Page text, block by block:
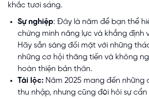
khắc tươi sáng.
Sự nghiệp: Đây là năm để bạn thể
chứng minh năng lực và khẳng định
Hãy sẵn sàng đối mặt với những
những cơ hội thăng tiến và không
hoàn thiện bản thân.
Tài lộc: Năm 2025 mang đến những
thu nhập, nhưng cũng đòi hỏi sự